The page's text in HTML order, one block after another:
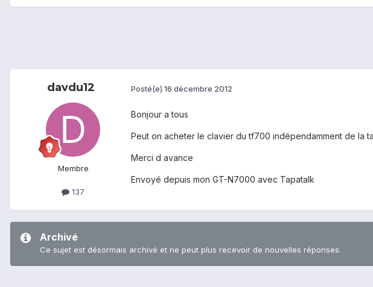
davdu12
Membre
137
Posté(e) 16 décembre 2012
Bonjour a tous
Peut on acheter le clavier du tf700 indépendamment de la
Merci d avance
Envoyé depuis mon GT-N7000 avec Tapatalk
Archivé
Ce sujet est désormais archivé et ne peut plus recevoir de nouvelles réponses.